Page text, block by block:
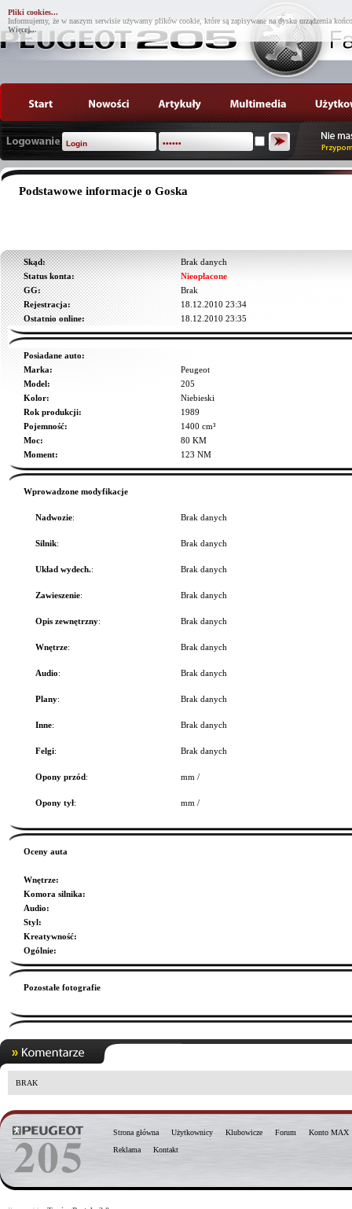
Pliki cookies...
Informujemy, że w naszym serwisie używamy plików cookie, które są zapisywane na dysku urządzenia
Więcej...
Podstawowe informacje o Goska
Skąd:
Brak danych
Status konta:
Nieopłacone
GG:
Brak
Rejestracja:
18.12.2010 23:34
Ostatnio online:
18.12.2010 23:35
Posiadane auto:
Marka:
Peugeot
Model:
205
Kolor:
Niebieski
Rok produkcji:
1989
Pojemność:
1400 cm³
Moc:
80 KM
Moment:
123 NM
Wprowadzone modyfikacje
Nadwozie: Brak danych
Silnik: Brak danych
Układ wydech.: Brak danych
Zawieszenie: Brak danych
Opis zewnętrzny: Brak danych
Wnętrze: Brak danych
Audio: Brak danych
Plany: Brak danych
Inne: Brak danych
Felgi: Brak danych
Opony przód: mm /
Opony tył: mm /
Oceny auta
Wnętrze:
Komora silnika:
Audio:
Styl:
Kreatywność:
Ogólnie:
Pozostałe fotografie
BRAK
Strona główna Użytkownicy Klubowicze Forum
Konto MAX
Reklama
Kontakt